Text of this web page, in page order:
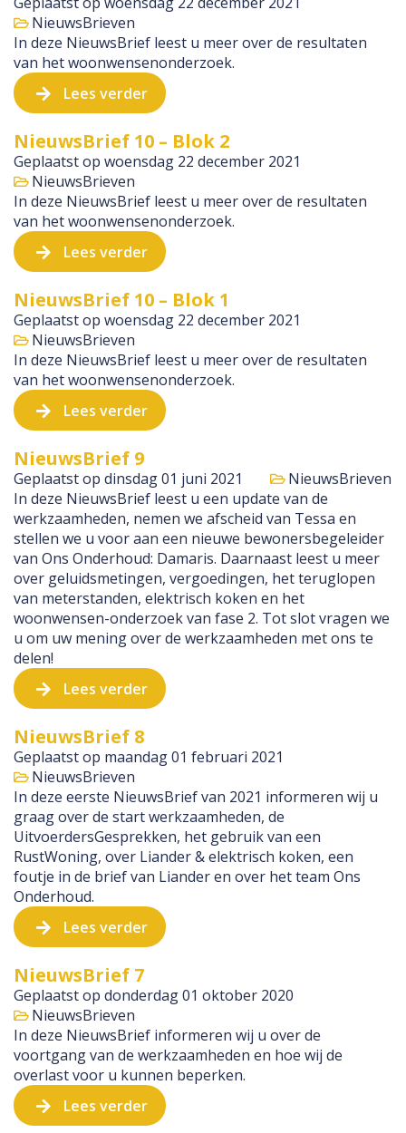
NieuwsBrieven
In deze NieuwsBrief leest u meer over de resultaten
van het woonwensenonderzoek.
Lees verder
NieuwsBrief 10 – Blok 2
Geplaatst op woensdag 22 december 2021
NieuwsBrieven
In deze NieuwsBrief leest u meer over de resultaten
van het woonwensenonderzoek.
Lees verder
NieuwsBrief 10 – Blok 1
Geplaatst op woensdag 22 december 2021
NieuwsBrieven
In deze NieuwsBrief leest u meer over de resultaten
van het woonwensenonderzoek.
Lees verder
NieuwsBrief 9
Geplaatst op dinsdag 01 juni 2021
NieuwsBrieven
In deze NieuwsBrief leest u een update van de
werkzaamheden, nemen we afscheid van Tessa en
stellen we u voor aan een nieuwe bewonersbegeleider
van Ons Onderhoud: Damaris. Daarnaast leest u meer
over geluidsmetingen, vergoedingen, het teruglopen
van meterstanden, elektrisch koken en het
woonwensen-onderzoek van fase 2. Tot slot vragen we
u om uw mening over de werkzaamheden met ons te
delen!
Lees verder
NieuwsBrief 8
Geplaatst op maandag 01 februari 2021
NieuwsBrieven
In deze eerste NieuwsBrief van 2021 informeren wij u
graag over de start werkzaamheden, de
UitvoerdersGesprekken, het gebruik van een
RustWoning, over Liander & elektrisch koken, een
foutje in de brief van Liander en over het team Ons
Onderhoud.
Lees verder
NieuwsBrief 7
Geplaatst op donderdag 01 oktober 2020
NieuwsBrieven
In deze NieuwsBrief informeren wij u over de
voortgang van de werkzaamheden en hoe wij de
overlast voor u kunnen beperken.
Lees verder